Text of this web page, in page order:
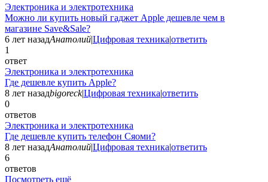
Электроника и электротехника
Можно ли купить новый гаджет Apple дешевле чем в
магазине Save&Sale?
6 лет назадАнатолий|Цифровая техника|ответить
1
ответ
Электроника и электротехника
Где дешевле купить Apple?
8 лет назадbigoreck|Цифровая техника|ответить
0
ответов
Электроника и электротехника
Где дешевле купить телефон Сяоми?
8 лет назадАнатолий|Цифровая техника|ответить
6
ответов
Посмотреть ещё